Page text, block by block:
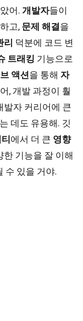
어. 개발자들이
고, 문제 해결 을
리 덕분에 코드 변
트래킹 기능으로
액션 을 통해 자
, 개발 과정이 훨
발자 커리어에 큰
데도 유용해. 깃
에서 더 큰 영향
한 기능을 잘 이해
수 있을 거야.